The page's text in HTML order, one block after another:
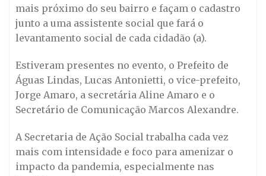
mais próximo do seu bairro e façam o cadastro
junto a uma assistente social que fará o
levantamento social de cada cidadão (a).
Estiveram presentes no evento, o Prefeito de
Águas Lindas, Lucas Antonietti, o vice-prefeito,
Jorge Amaro, a secretária Aline Amaro e o
Secretário de Comunicação Marcos Alexandre.
A Secretaria de Ação Social trabalha cada vez
mais com intensidade e foco para amenizar o
impacto da pandemia, especialmente nas